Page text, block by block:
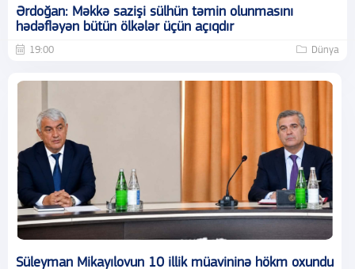
Ərdoğan: Məkkə sazişi sülhün təmin olunmasını
hədəfləyən bütün ölkələr üçün açıqdır
19:00 Dünya
Süleyman Mikayılovun 10 illik müavininə hökm oxundu